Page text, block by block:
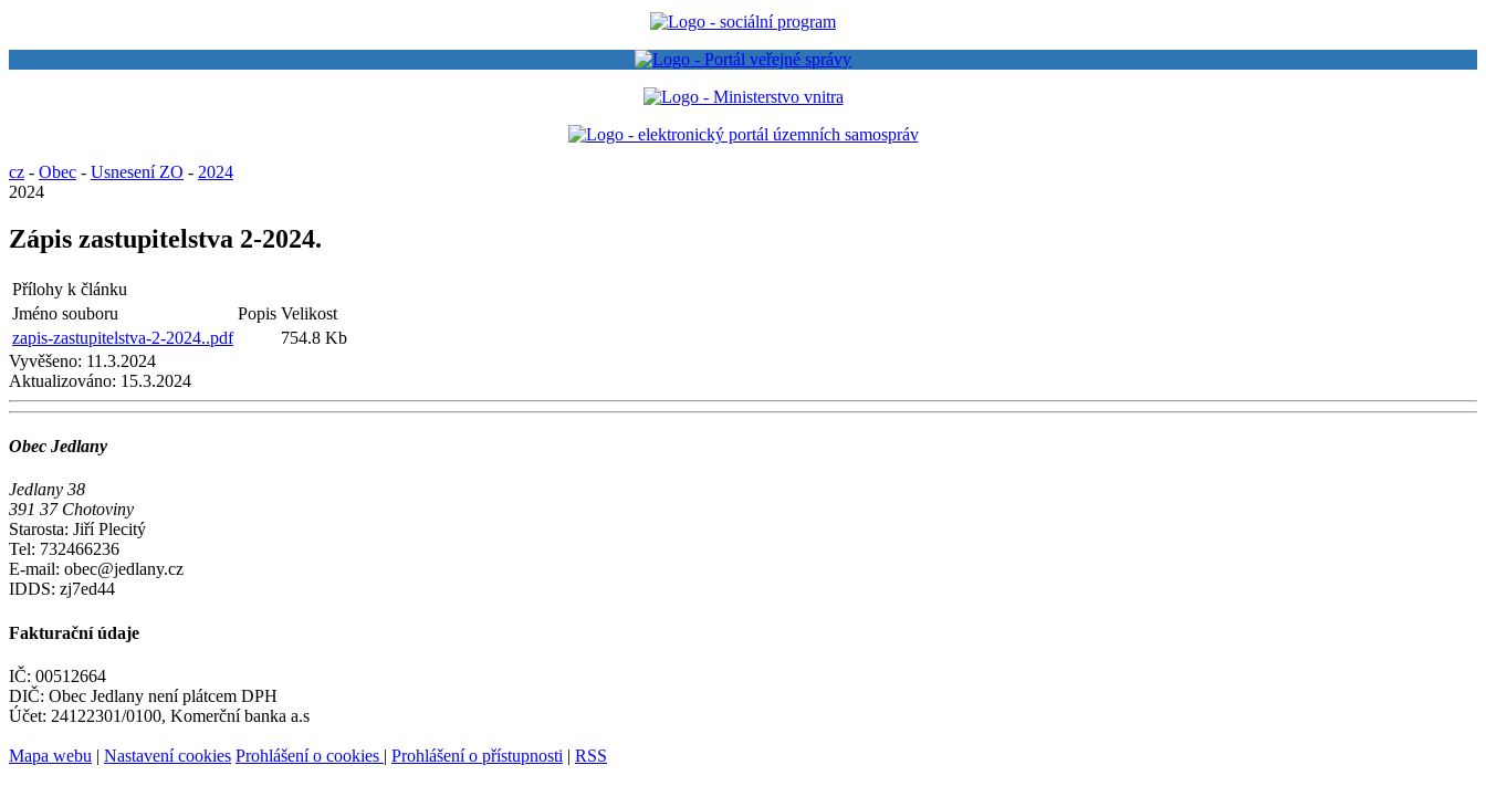
cz - Obec - Usnesení ZO - 2024
2024
Zápis zastupitelstva 2-2024.
Přílohy k článku
Jméno souboru
Popis Velikost
zapis-zastupitelstva-2-2024..pdf
754.8 Kb
Vyvěšeno: 11.3.2024
Aktualizováno: 15.3.2024
Obec Jedlany
Jedlany 38
391 37 Chotoviny
Starosta: Jiří Plecitý
Tel: 732466236
E-mail: obec@jedlany.cz
IDDS: zj7ed44
Fakturační údaje
IČ: 00512664
DIČ: Obec Jedlany není plátcem DPH
Účet: 24122301/0100, Komerční banka a.s
Mapa webu | Nastavení cookies Prohlášení o cookies | Prohlášení o přístupnosti | RSS